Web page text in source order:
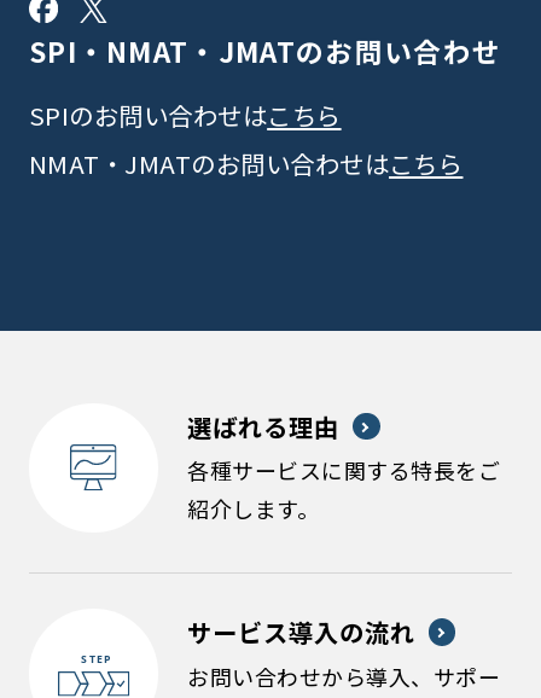
SPI・NMAT・JMATのお問い合わせ
SPIのお問い合わせはこちら
NMAT・JMATのお問い合わせはこちら
選ばれる理由
各種サービスに関する特長をご
紹介します。
サービス導入の流れ
お問い合わせから導入、サポー